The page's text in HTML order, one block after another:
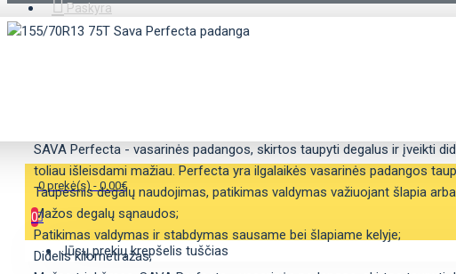
Paskyra
0 prekė(s) - 0.00€
0
Jūsų prekių krepšelis tuščias
SAVA Perfecta - vasarinės padangos, skirtos taupyti degalus ir įveikti
toliau išleisdami mažiau. Perfecta yra ilgalaikės vasarinės padangos
Taupesnis degalų naudojimas, patikimas valdymas važiuojant šlapia
Mažos degalų sąnaudos;
Patikimas valdymas ir stabdymas sausame bei šlapiame kelyje;
Didelis kilometražas;